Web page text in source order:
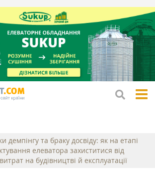
демпінгу та браку досвіду: як на етапі
елеватора захиститися від
на будівництві й експлуатації